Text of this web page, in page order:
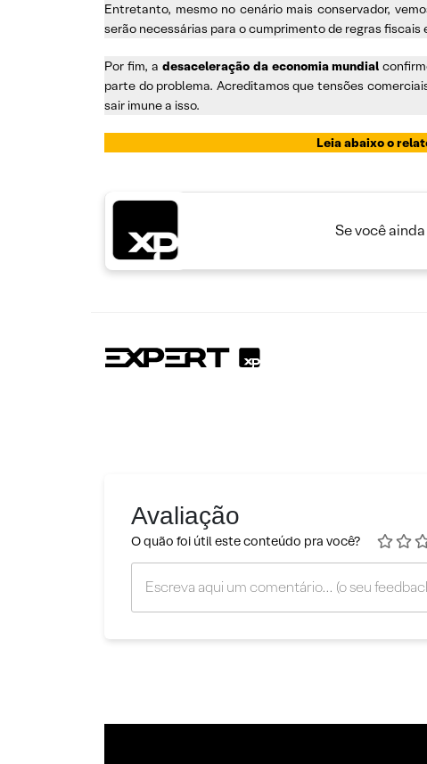
Entretanto, mesmo no cenário mais conservador,
serão necessárias para o cumprimento de regras
Por fim, a desaceleração da economia mundial
parte do problema. Acreditamos que tensões
sair imune a isso.
Leia abaixo o
Se você
Avaliação
O quão foi útil este conteúdo pra você?